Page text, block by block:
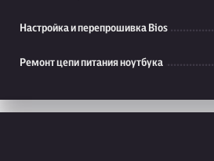
Настройка и перепрошивка Bios
Ремонт цепи питания ноутбука